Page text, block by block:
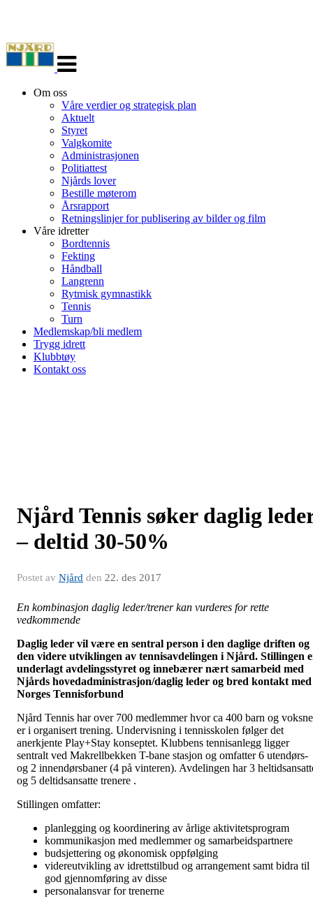
navigasjon
Om oss
Våre verdier og strategisk plan
Aktuelt
Styret
Valgkomite
Administrasjonen
Politiattest
Njårds lover
Bestille møterom
Årsrapport
Retningslinjer for publisering av bilder og film
Våre idretter
Bordtennis
Fekting
Håndball
Langrenn
Rytmisk gymnastikk
Tennis
Turn
Medlemskap/bli medlem
Trygg idrett
Klubbtøy
Kontakt oss
Njård Tennis søker daglig
– deltid 30-50%
Postet av Njård den 22. des 2017
En kombinasjon daglig leder/trener kan vurderes for rette
vedkommende
Daglig leder vil være en sentral person i den daglige driften og
den videre utviklingen av tennisavdelingen i Njård. Stillingen
underlagt avdelingsstyret og innebærer nært samarbeid med
Njårds hovedadministrasjon/daglig leder og bred kontakt med
Norges Tennisforbund
Njård Tennis har over 700 medlemmer hvor ca 400 barn og voksne
er i organisert trening. Undervisning i tennisskolen følger det
anerkjente Play+Stay konseptet. Klubbens tennisanlegg ligger
sentralt ved Makrellbekken T-bane stasjon og omfatter 6 utendørs-
og 2 innendørsbaner (4 på vinteren). Avdelingen har 3
og 5 deltidsansatte trenere .
Stillingen omfatter:
planlegging og koordinering av årlige aktivitetsprogram
kommunikasjon med medlemmer og samarbeidspartnere
budsjettering og økonomisk oppfølging
videreutvikling av idrettstilbud og arrangement samt bidra til
god gjennomføring av disse
personalansvar for trenerne